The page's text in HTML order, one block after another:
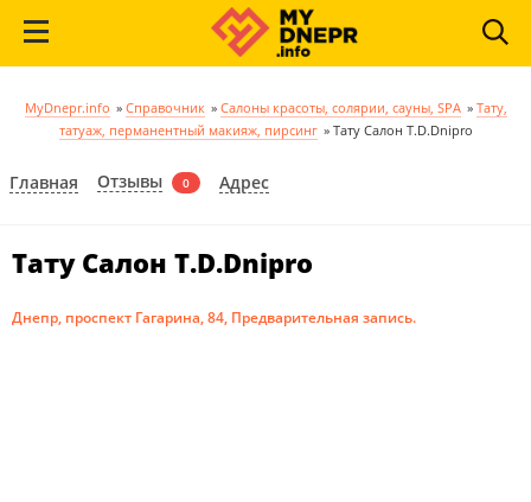
MyDnepr.info » Справочник » Салоны красоты, солярии, сауны, SPA » Тату,
татуаж, перманентный макияж, пирсинг » Тату Салон T.D.Dnipro
Главная Отзывы 0 Адрес
Тату Салон T.D.Dnipro
Днепр, проспект Гагарина, 84, Предварительная запись.